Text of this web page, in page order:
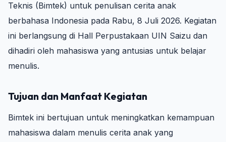
Teknis (Bimtek) untuk penulisan cerita anak
berbahasa Indonesia pada Rabu, 8 Juli 2026. Kegiatan
ini berlangsung di Hall Perpustakaan UIN Saizu dan
dihadiri oleh mahasiswa yang antusias untuk belajar
menulis.
Tujuan dan Manfaat Kegiatan
Bimtek ini bertujuan untuk meningkatkan kemampuan
mahasiswa dalam menulis cerita anak yang